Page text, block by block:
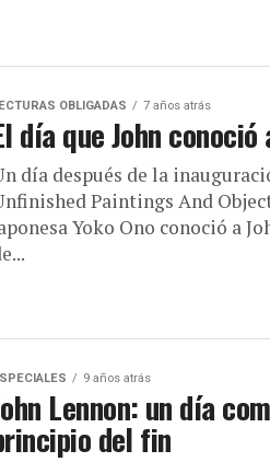
OBLIGADAS 7 años atrás
día que John conoció
día después de la
Paintings And
Yoko Ono conoció a
9 años atrás
Lennon: un día
del fin